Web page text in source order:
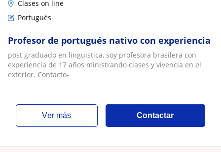
Clases on line
Portugués
Profesor de portugués nativo con experiencia
post graduado en linguistica, soy profesora brasilera con
experiencia de 17 años ministrando clases y vivencia en el
exterior. Contacto-
ver más Contactar